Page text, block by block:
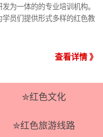
为一体的的专业培训机构。
员们提供形式多样的红色教
查看详情 》
✮红色文化
✮红色旅游线路